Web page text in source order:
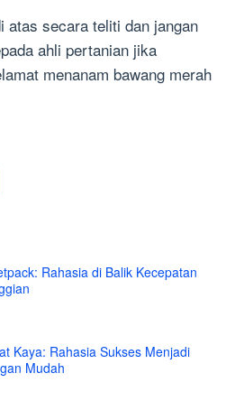
atas secara teliti dan jangan
ahli pertanian jika
menanam bawang merah
Rahasia di Balik Kecepatan
Kaya: Rahasia Sukses Menjadi
Mudah